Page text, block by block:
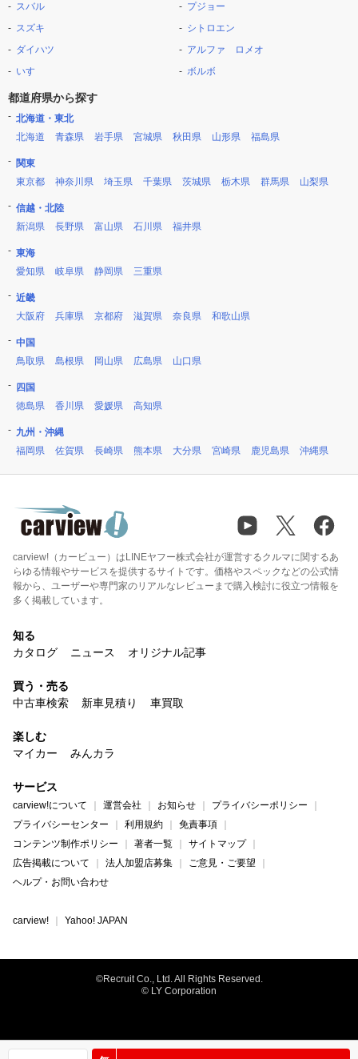
スバル
スズキ
ダイハツ
いすゞ
プジョー
シトロエン
アルファ ロメオ
ボルボ
都道府県から探す
北海道・東北
北海道
青森県 岩手県 宮城県 秋田県 山形県 福島県
関東
東京都
神奈川県 埼玉県 千葉県 茨城県 栃木県 群馬県 山梨県
信越・北陸
新潟県
長野県 富山県 石川県 福井県
東海
愛知県
岐阜県 静岡県 三重県
近畿
大阪府
兵庫県 京都府 滋賀県 奈良県 和歌山県
中国
鳥取県
島根県 岡山県 広島県 山口県
四国
徳島県
香川県 愛媛県 高知県
九州・沖縄
福岡県
佐賀県 長崎県 熊本県 大分県 宮崎県 鹿児島県 沖縄県
carview!（カービュー）はLINEヤフー株式会社が運営するクルマに関するあ
らゆる情報やサービスを提供するサイトです。価格やスペックなどの公式情
報から、ユーザーや専門家のリアルなレビューまで購入検討に役立つ情報を
多く掲載しています。
知る
カタログ
ニュース オリジナル記事
買う・売る
中古車検索
新車見積り 車買取
楽しむ
マイカー
みんカラ
サービス
carview!について 運営会社 お知らせ
プライバシーポリシー
プライバシーセンター
利用規約
免責事項
コンテンツ制作ポリシー
著者一覧
サイトマップ
広告掲載について
法人加盟店募集
ご意見・ご要望
ヘルプ・お問い合わせ
carview! Yahoo! JAPAN
©Recruit Co., Ltd. All Rights Reserved.
© LY Corporation